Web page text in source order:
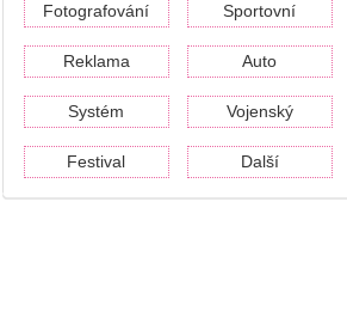
Fotografování Sportovní
Reklama Auto
Systém Vojenský
Festival Další